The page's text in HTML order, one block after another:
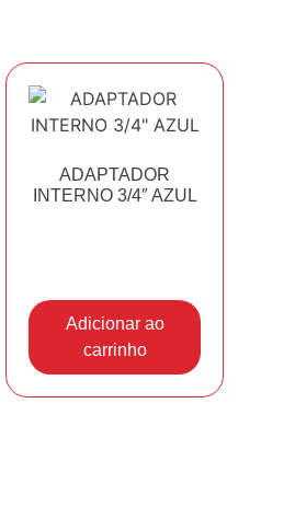
ADAPTADOR
INTERNO 3/4″ AZUL
Adicionar ao
carrinho